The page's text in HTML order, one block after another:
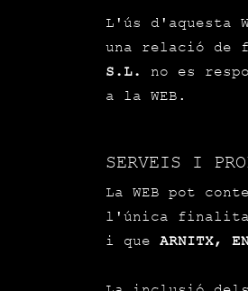
L'ús d'aquesta
una relació de
S.L.
no es
a la WEB.
SERVEIS I
La WEB pot
l'única finalitat
i que ARNITX,